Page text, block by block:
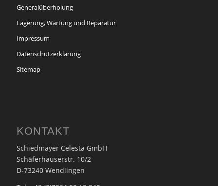
Generalüberholung
Lagerung, Wartung und Reparatur
Impressum
Datenschutzerklärung
Sitemap
KONTAKT
Schiedmayer Celesta GmbH
Schäferhauserstr. 10/2
D-73240 Wendlingen